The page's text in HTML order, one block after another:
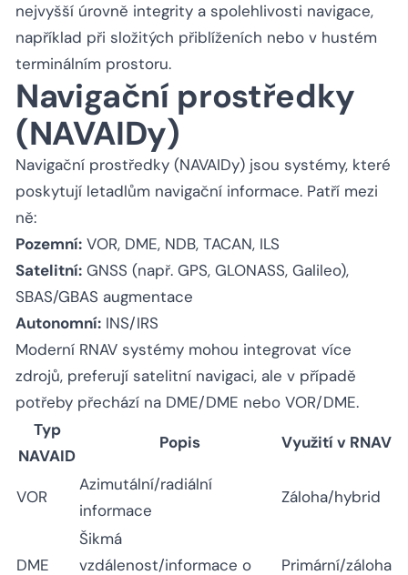
nejvyšší úrovně integrity a spolehlivosti navigace,
například při složitých přiblíženích nebo v hustém
terminálním prostoru.
Navigační prostředky
(NAVAIDy)
Navigační prostředky (NAVAIDy) jsou systémy, které
poskytují letadlům navigační informace. Patří mezi
ně:
Pozemní: VOR, DME, NDB, TACAN, ILS
Satelitní: GNSS (např. GPS, GLONASS, Galileo),
SBAS/GBAS augmentace
Autonomní: INS/IRS
Moderní RNAV systémy mohou integrovat více
zdrojů, preferují satelitní navigaci, ale v případě
potřeby přechází na DME/DME nebo VOR/DME.
Typ
NAVAID
Popis Využití v RNAV
VOR
Azimutální/radiální
informace
Záloha/hybrid
DME
Šikmá
vzdálenost/informace o
Primární/záloha